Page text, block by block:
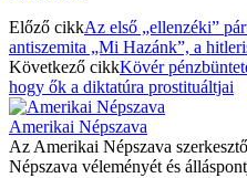
Előző cikkAz első „ellenzéki”
antiszemita „Mi Hazánk”, a
Következő cikkKövér
hogy ők a diktatúra prostituáltjai
Amerikai Népszava
Az Amerikai Népszava
Népszava véleményét és